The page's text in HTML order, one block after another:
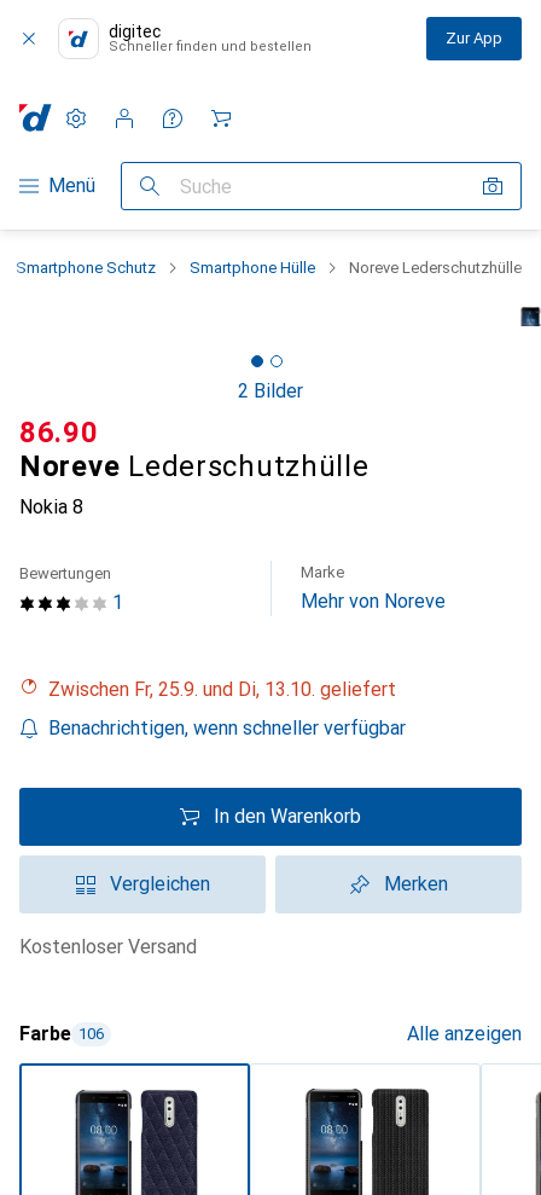
digitec
Schneller finden und bestellen Zur App
Navigation nach Kategorien
Menü Suche
Einstellungen
Kundenkonto
Vergleichslisten
Merklisten
Warenkorb
Smartphone Schutz Smartphone Hülle Noreve Lederschutzhülle
2 Bilder
Noreve Lederschutzhülle
Nokia 8
CHF
86.90
1
Bewertungen Marke
Mehr von Noreve
Zwischen Fr, 25.9. und Di, 13.10. geliefert
Benachrichtigen, wenn schneller verfügbar
In den Warenkorb
Vergleichen Merken
kostenloser Versand
Farbe 106 Alle anzeigen